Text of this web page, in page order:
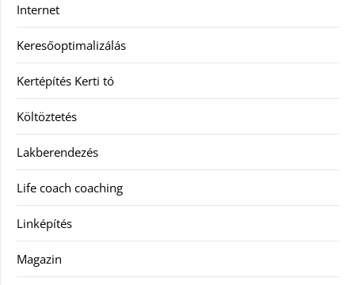
Internet
Keresőoptimalizálás
Kertépítés Kerti tó
Költöztetés
Lakberendezés
Life coach coaching
Linképítés
Magazin